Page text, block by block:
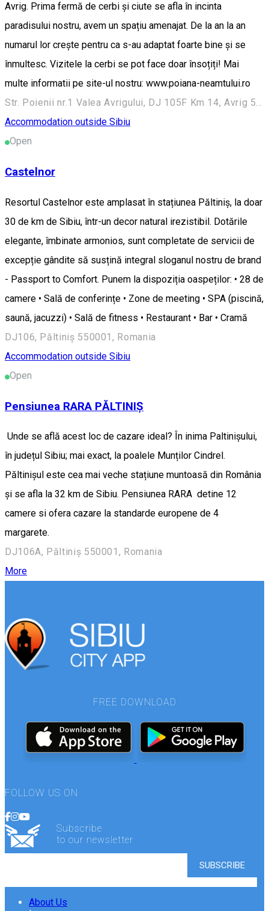
Avrig. Prima fermă de cerbi și ciute se afla în incinta
paradisului nostru, avem un spațiu amenajat. De la an la an
numarul lor crește pentru ca s-au adaptat foarte bine și se
înmultesc. Vizitele la cerbi se pot face doar însoțiți! Mai
multe informatii pe site-ul nostru: www.poiana-neamtului.ro
Str. Poienii nr.1 Valea Avrigului, DJ 105F Km 14, Avrig 555200, România
Accommodation outside Sibiu
Open
Castelnor
Resortul Castelnor este amplasat în stațiunea Păltiniș, la doar
30 de km de Sibiu, într-un decor natural irezistibil. Dotările
elegante, îmbinate armonios, sunt completate de servicii de
excepție gândite să susțină integral sloganul nostru de brand
- Passport to Comfort. Punem la dispoziția oaspeților: • 28 de
camere • Sală de conferințe • Zone de meeting • SPA (piscină,
saună, jacuzzi) • Sală de fitness • Restaurant • Bar • Cramă
DJ106, Păltiniș 550001, Romania
Accommodation outside Sibiu
Open
Pensiunea RARA PĂLTINIȘ
Unde se află acest loc de cazare ideal? În inima Paltinișului,
în județul Sibiu; mai exact, la poalele Munților Cindrel.
Păltinișul este cea mai veche stațiune muntoasă din România
și se afla la 32 km de Sibiu. Pensiunea RARA detine 12
camere si ofera cazare la standarde europene de 4
margarete.
DJ106A, Păltiniș 550001, Romania
More
FREE DOWNLOAD
FOLLOW US ON
Subscribe
to our newsletter
About Us